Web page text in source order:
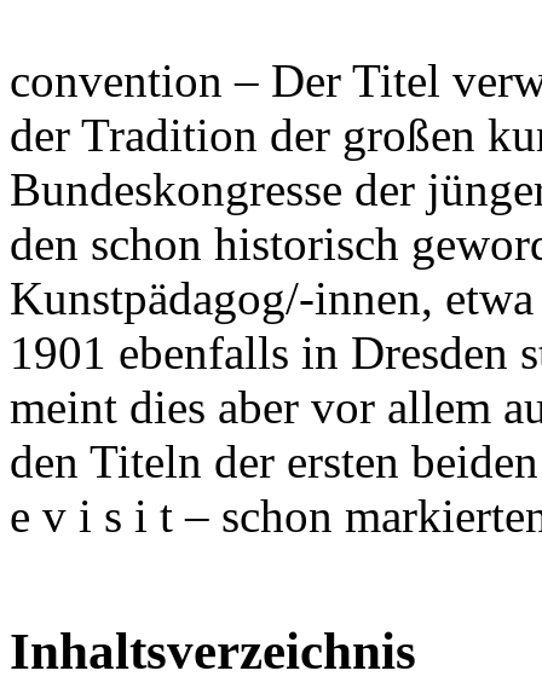
convention – Der Titel
der Tradition der großen
Bundeskongresse der
den schon historisch
Kunstpädagog/-innen,
1901 ebenfalls in Dresden
meint dies aber vor allem
den Titeln der ersten
e v i s i t – schon
Inhaltsverzeichnis